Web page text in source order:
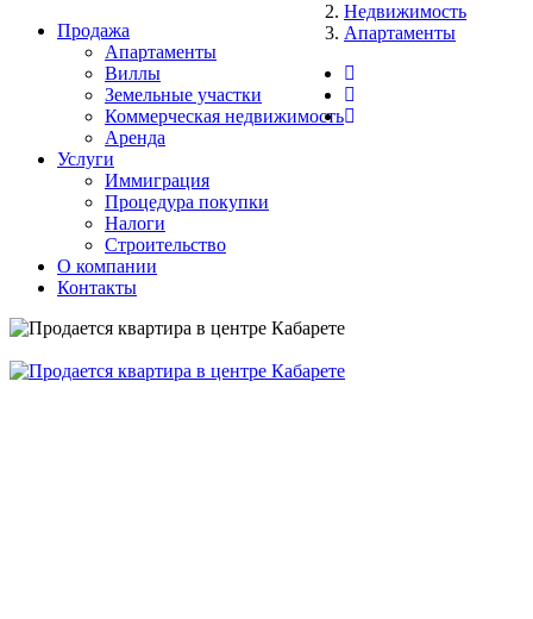
Продажа
Апартаменты
Виллы
Земельные участки
Коммерческая недвижимость
Аренда
Услуги
Иммиграция
Процедура покупки
Налоги
Строительство
О компании
Контакты
Недвижимость
Апартаменты